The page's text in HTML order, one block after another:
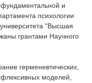
фундаментальной и
психологии
"Высшая
грантами Научного
герменевтических,
моделей,